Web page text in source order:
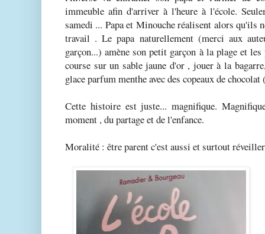
immeuble afin d'arriver à l'heure à l'école.
samedi ... Papa et Minouche réalisent alors qu'ils
travail . Le papa naturellement (merci aux
garçon...) amène son petit garçon à la plage et
course sur un sable jaune d'or , jouer à la
glace parfum menthe avec des copeaux de
Cette histoire est juste... magnifique.
moment , du partage et de l'enfance.
Moralité : être parent c'est aussi et surtout